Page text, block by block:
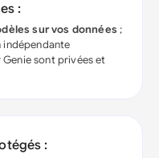
:
sur vos données ;
indépendante
Genie sont privées et
: